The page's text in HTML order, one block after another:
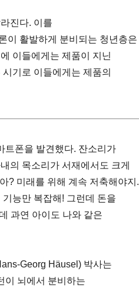
진다. 이를
이 활발하게 분비되는 청년층은
이들에게는 제품이 지닌
기로 이들에게는 제품의
트폰을 발견했다. 잔소리가
의 목소리가 서재에서도 크게
? 미래를 위해 계속 저축해야지.
능만 복잡해! 그런데 돈을
과연 아이도 나와 같은
Georg Häusel) 박사는
이 뇌에서 분비하는